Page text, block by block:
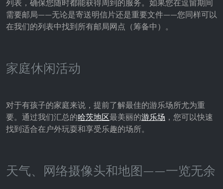
列表，确保您随时都能获得周到的服务。如果您在逗留期间
需要邮局——无论是寄送明信片还是重要文件——您同样可以
在我们的列表中找到所有邮局网点（筹备中）。
家庭休闲活动
对于有孩子的家庭来说，提前了解最佳的游乐场所尤为重
要。通过我们汇总的哈茨地区最美丽的游乐场 ，您可以快速
找到适合在户外玩耍和享受乐趣的场所。
天气、网络摄像头和地图——一览无余